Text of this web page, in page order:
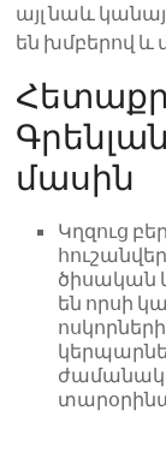
այլ նաև
են խմբերով և
մասին
Կղզուց
ծիսական
են որսի